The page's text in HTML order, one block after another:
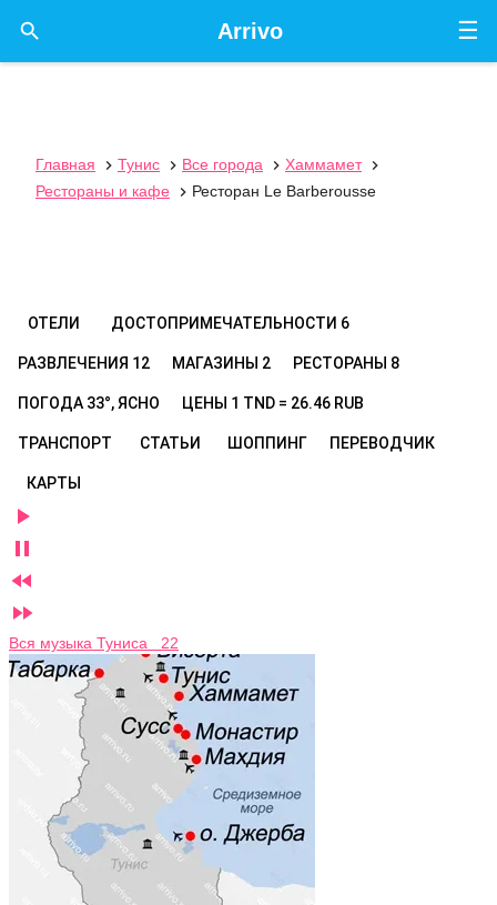
☰
Arrivo

Главная  Тунис  Все города  Хаммамет

Рестораны и кафе
 Ресторан Le Barberousse
ОТЕЛИ ДОСТОПРИМЕЧАТЕЛЬНОСТИ 6
РАЗВЛЕЧЕНИЯ 12 МАГАЗИНЫ 2 РЕСТОРАНЫ 8
ПОГОДА 33°, ЯСНО ЦЕНЫ 1 TND = 26.46 RUB
ТРАНСПОРТ СТАТЬИ ШОППИНГ ПЕРЕВОДЧИК
КАРТЫ




Вся музыка Туниса 22